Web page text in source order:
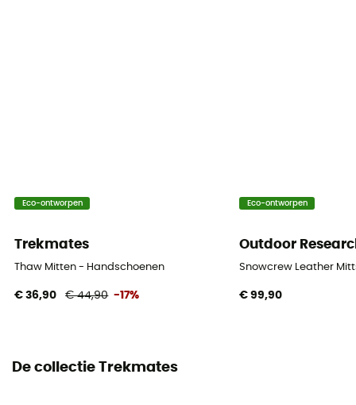
Eco-ontworpen
Trekmates
Thaw Mitten - Handschoenen
€ 36,90 € 44,90 -17%
Eco-ontworpen
Outdoor
Snowcrew Leather
€ 99,90
De collectie Trekmates